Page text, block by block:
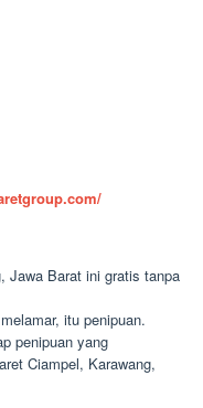
Jawa Barat ini gratis tanpa
itu penipuan.
penipuan yang
Ciampel, Karawang,